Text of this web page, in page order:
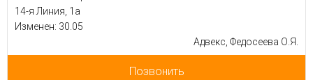
14-я Линия, 1а
Изменен: 30.05
Адвекс, Федосеева О.Я.
Позвонить